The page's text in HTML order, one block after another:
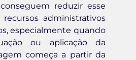
reduzir esse
administrativos
especialmente quando
ou aplicação da
começa a partir da